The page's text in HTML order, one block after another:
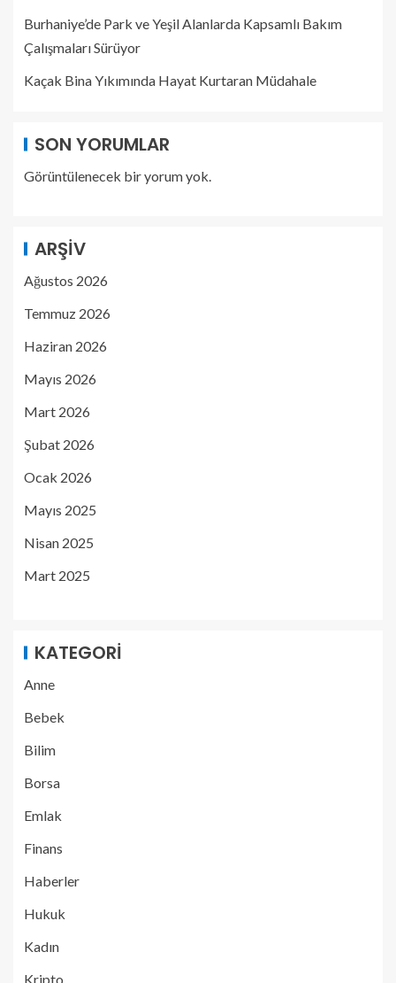
Burhaniye’de Park ve Yeşil Alanlarda Kapsamlı Bakım
Çalışmaları Sürüyor
Kaçak Bina Yıkımında Hayat Kurtaran Müdahale
SON YORUMLAR
Görüntülenecek bir yorum yok.
ARŞIV
Ağustos 2026
Temmuz 2026
Haziran 2026
Mayıs 2026
Mart 2026
Şubat 2026
Ocak 2026
Mayıs 2025
Nisan 2025
Mart 2025
KATEGORI
Anne
Bebek
Bilim
Borsa
Emlak
Finans
Haberler
Hukuk
Kadın
Kripto